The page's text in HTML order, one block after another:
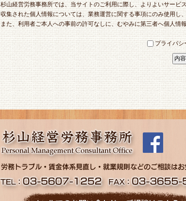
杉山経営労務事務所では、当サイトのご利用に際し、よりよいサービ
収集された個人情報については、業務運営に関する事項にのみ使用し
また、利用者ご本人への事前の許可なしに、むやみに第三者へ個人情
プライバシ